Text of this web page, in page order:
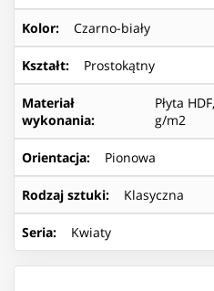
Kolor: Czarno-biały
Kształt: Prostokątny
Materiał
wykonania:
Płyta
g/m2
Orientacja: Pionowa
Rodzaj sztuki: Klasyczna
Seria: Kwiaty